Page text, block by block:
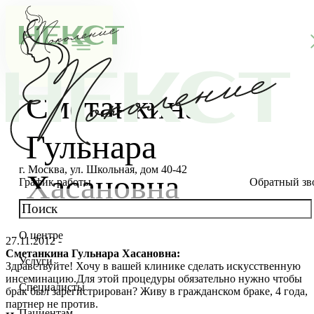
г. Москва, ул. Школьная, дом 40-42
График работы
Обратный
О центре
О клинике
Новости
Благотворительность
Услуги
Консультации специалистов
Стоимость ЭКО
Специалисты
Главный врач
Сметанкина
Гульнара
Хасановна
27.11.2012 -
Сметанкина Гульнара Хасановна:
Здравствуйте! Хочу в вашей клинике сделать искусственную
инсеминацию.Для этой процедуры обязательно нужно чтобы
брак был зарегистрирован? Живу в гражданском браке, 4 года,
партнер не против.